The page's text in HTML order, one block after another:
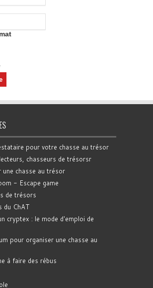
pour votre chasse au trésor
chasseurs de trésorsr
une chasse au trésor
- Escape game
de trésors
du ChAT
cryptex : le mode d'emploi de
pour organiser une chasse au
à faire des rébus